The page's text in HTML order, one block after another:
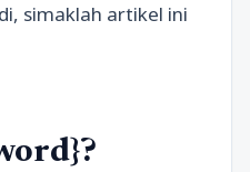
simaklah artikel ini